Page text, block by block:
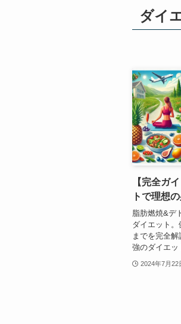
ダイ
【完全ガ
トで理想
脂肪燃焼&デ
ダイエット
までを完全
強のダイエッ
2024年7月22